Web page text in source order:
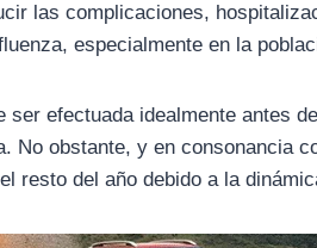
las complicaciones,
especialmente en la
ser efectuada idealmente antes
No obstante, y en consonancia
resto del año debido a la